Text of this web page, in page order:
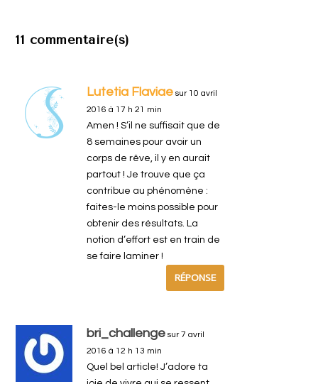
11 commentaire(s)
Lutetia Flaviae sur 10 avril
2016 à 17 h 21 min
Amen ! S’il ne suffisait que de
8 semaines pour avoir un
corps de rêve, il y en aurait
partout ! Je trouve que ça
contribue au phénomène :
faites-le moins possible pour
obtenir des résultats. La
notion d’effort est en train de
se faire laminer !
RÉPONSE
bri_challenge sur 7 avril
2016 à 12 h 13 min
Quel bel article! J’adore ta